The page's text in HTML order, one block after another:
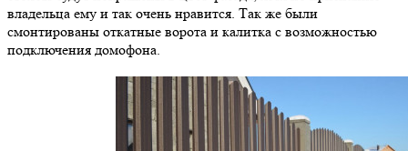
владельца ему и так очень нравится. Так же были
смонтированы откатные ворота и калитка с возможностью
подключения домофона.